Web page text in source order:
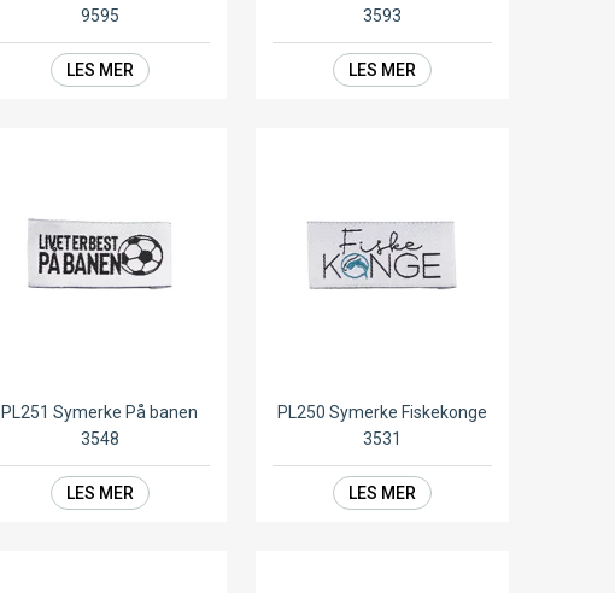
9595
LES MER
3593
LES MER
PL251 Symerke På banen
3548
LES MER
PL250 Symerke Fiskekonge
3531
LES MER